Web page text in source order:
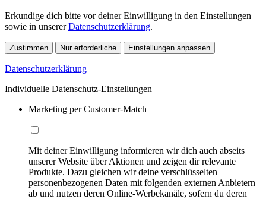
Erkundige dich bitte vor deiner Einwilligung in den Einstellungen
sowie in unsererDatenschutzerklärung.
Zustimmen Nur erforderliche Einstellungen anpassen
Datenschutzerklärung
Individuelle Datenschutz-Einstellungen
Marketing per Customer-Match
Mit deiner Einwilligung informieren wir dich auch abseits
unserer Website über Aktionen und zeigen dir relevante
Produkte. Dazu gleichen wir deine verschlüsselten
personenbezogenen Daten mit folgenden externen Anbietern
ab und nutzen deren Online-Werbekanäle, sofern du deren